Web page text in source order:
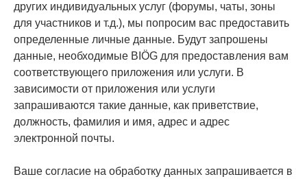
других индивидуальных услуг (форумы, чаты, зоны
для участников и т.д.), мы попросим вас предоставить
определенные личные данные. Будут запрошены
данные, необходимые BIÖG для предоставления вам
соответствующего приложения или услуги. В
зависимости от приложения или услуги
запрашиваются такие данные, как приветствие,
должность, фамилия и имя, адрес и адрес
электронной почты.
Ваше согласие на обработку данных запрашивается в